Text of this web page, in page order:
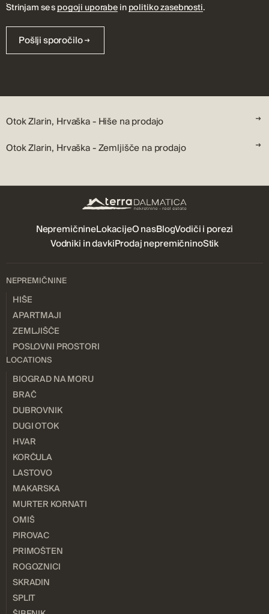
Otok Zlarin, Hrvaška - Hiše na prodajo
Otok Zlarin, Hrvaška - Zemljišče na prodajo
Strinjam se spogoji uporabeinpolitiko zasebnosti.
Pošlji sporočilo
NepremičnineLokacijeO nasBlogVodiči i porezi
Vodniki in davkiProdaj nepremičninoStik
NEPREMIČNINE
HIŠE
APARTMAJI
ZEMLJIŠČE
POSLOVNI PROSTORI
LOCATIONS
BIOGRAD NA MORU
BRAČ
DUBROVNIK
DUGI OTOK
HVAR
KORČULA
LASTOVO
MAKARSKA
MURTER KORNATI
OMIŠ
PIROVAC
PRIMOŠTEN
ROGOZNICI
SKRADIN
SPLIT